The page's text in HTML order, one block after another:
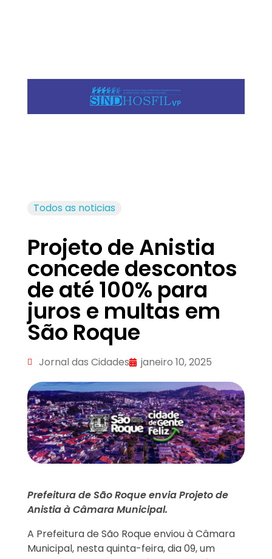
Todos as noticias
Projeto de Anistia
concede descontos
de até 100% para
juros e multas em
São Roque
Jornal das Cidades janeiro 10, 2025
Prefeitura de São Roque envia Projeto de
Anistia à Câmara Municipal.
A Prefeitura de São Roque enviou à Câmara
Municipal, nesta quinta-feira, dia 09, um